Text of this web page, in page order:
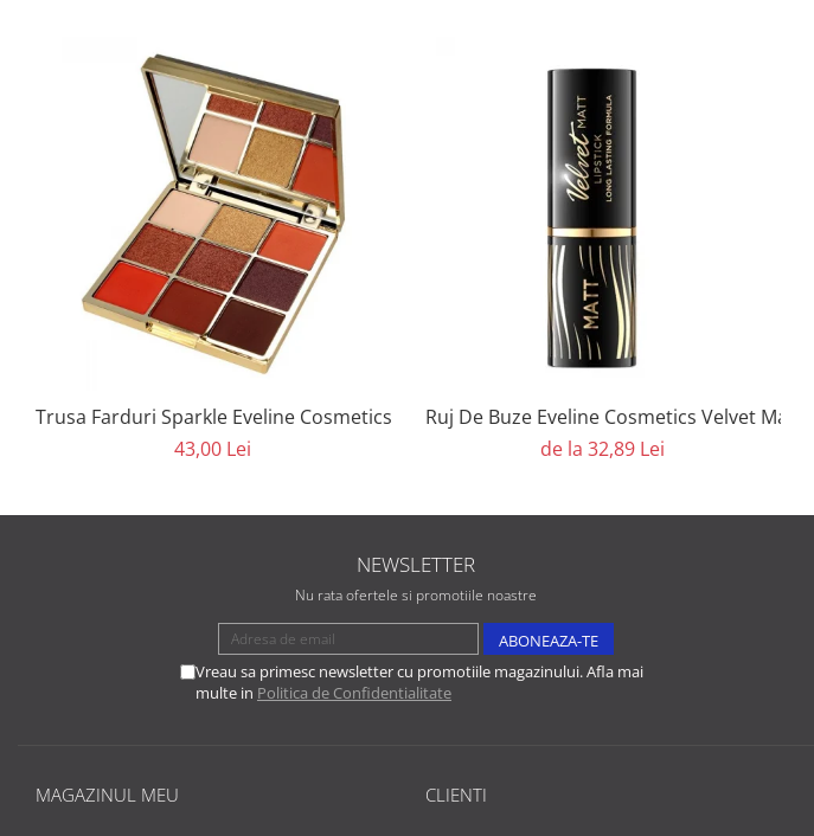
Trusa Farduri Sparkle Eveline Cosmetics
43,00 Lei
Ruj De Buze Eveline Cosmetics Velvet Matt
de la 32,89 Lei
NEWSLETTER
Nu rata ofertele si promotiile noastre
Vreau sa primesc newsletter cu promotiile magazinului. Afla mai
multe in Politica de Confidentialitate
MAGAZINUL MEU CLIENTI